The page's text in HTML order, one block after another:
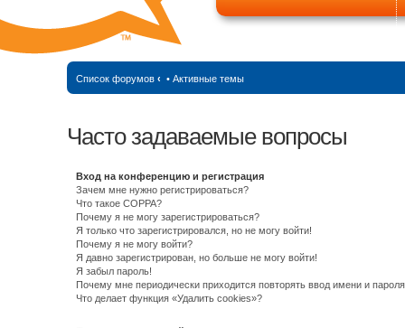
Список форумов ‹ • Активные темы
Часто задаваемые вопросы
Вход на конференцию и регистрация
Зачем мне нужно регистрироваться?
Что такое COPPA?
Почему я не могу зарегистрироваться?
Я только что зарегистрировался, но не могу войти!
Почему я не могу войти?
Я давно зарегистрирован, но больше не могу войти!
Я забыл пароль!
Почему мне периодически приходится повторять ввод имени и
Что делает функция «Удалить cookies»?